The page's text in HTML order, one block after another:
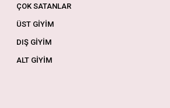
ÇOK SATANLAR
ÜST GİYİM
DIŞ GİYİM
ALT GİYİM